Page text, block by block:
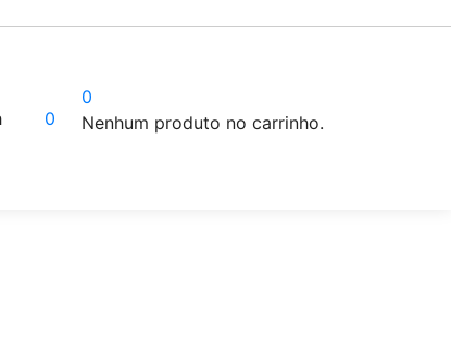
0
0
Nenhum produto no carrinho.